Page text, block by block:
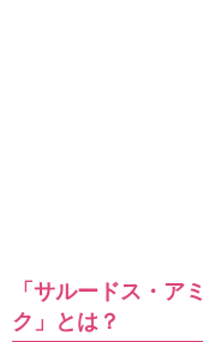
「サルードス・ア
ク」とは？